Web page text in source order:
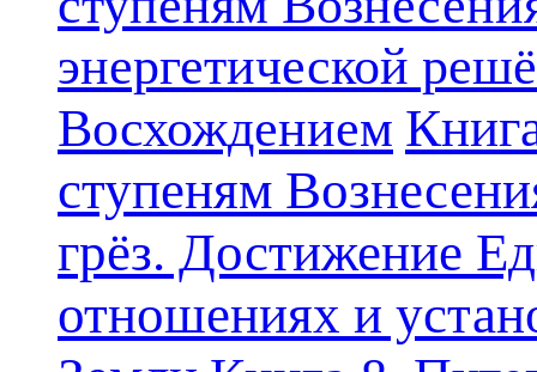
энергетической
Восхождением
ступеням
грёз. Достижение
отношениях и